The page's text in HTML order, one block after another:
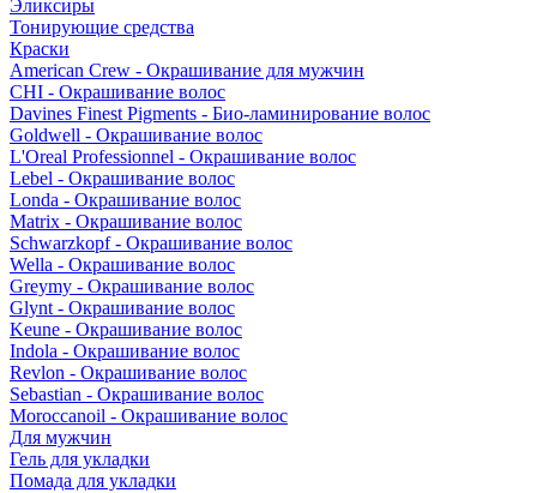
Эликсиры
Тонирующие средства
Краски
American Crew - Окрашивание для мужчин
CHI - Окрашивание волос
Davines Finest Pigments - Био-ламинирование волос
Goldwell - Окрашивание волос
L'Oreal Professionnel - Окрашивание волос
Lebel - Окрашивание волос
Londa - Окрашивание волос
Matrix - Окрашивание волос
Schwarzkopf - Окрашивание волос
Wella - Окрашивание волос
Greymy - Окрашивание волос
Glynt - Окрашивание волос
Keune - Окрашивание волос
Indola - Окрашивание волос
Revlon - Окрашивание волос
Sebastian - Окрашивание волос
Moroccanoil - Окрашивание волос
Для мужчин
Гель для укладки
Помада для укладки